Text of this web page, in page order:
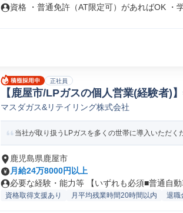
資格 ・普通免許（AT限定可）があればOK ・
正社員
【鹿屋市/LPガスの個人営業(経験者)
マスダガス&リテイリング株式会社
当社が取り扱うLPガスを多くの世帯に導入いただ
鹿児島県鹿屋市
月給24万8000円以上
必要な経験・能力等 【いずれも必須■普通自動
資格取得支援あり 月平均残業時間20時間以内 退職